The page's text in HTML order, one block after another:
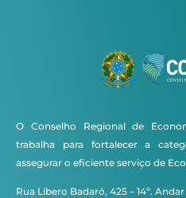
O Conselho Regional de
trabalha para fortalecer a
assegurar o eficiente serviço de
Rua Líbero Badaró, 425 – 14º.